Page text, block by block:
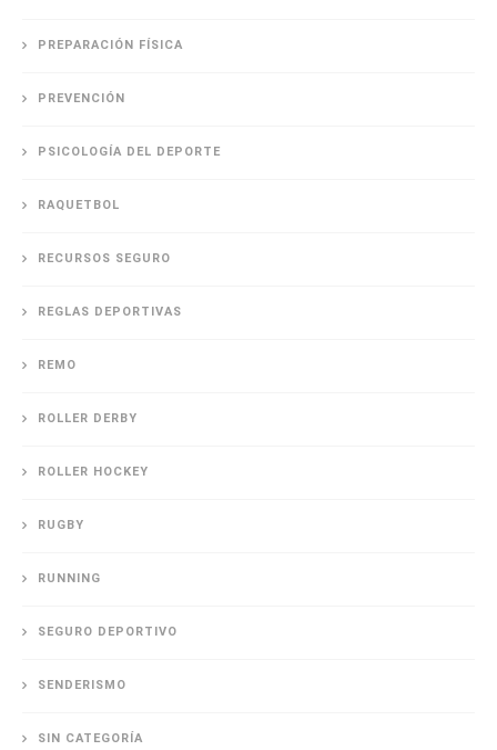
PREPARACIÓN FÍSICA
PREVENCIÓN
PSICOLOGÍA DEL DEPORTE
RAQUETBOL
RECURSOS SEGURO
REGLAS DEPORTIVAS
REMO
ROLLER DERBY
ROLLER HOCKEY
RUGBY
RUNNING
SEGURO DEPORTIVO
SENDERISMO
SIN CATEGORÍA